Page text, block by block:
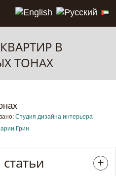
В
ТОНАХ
Студия дизайна интерьера
Грин